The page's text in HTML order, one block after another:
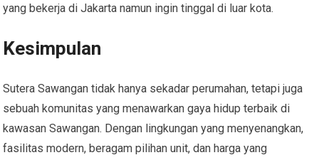
yang bekerja di Jakarta namun ingin tinggal di luar kota.
Kesimpulan
Sutera Sawangan tidak hanya sekadar perumahan, tetapi juga
sebuah komunitas yang menawarkan gaya hidup terbaik di
kawasan Sawangan. Dengan lingkungan yang menyenangkan,
fasilitas modern, beragam pilihan unit, dan harga yang